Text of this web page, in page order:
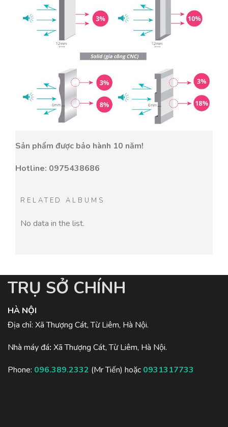
Sản phẩm được bảo hành 10 năm!
Hotline: 0975438686
RELATED ALBUMS
No data in the list.
TRỤ SỞ CHÍNH
HÀ NỘI
Địa chỉ: Xã Thượng Cát, Từ Liêm, Hà Nội.
Nhà máy đá: Xã Thượng Cát, Từ Liêm, Hà Nội.
Phone: 096.389.2332 (Mr Tiến) hoặc 0931317733